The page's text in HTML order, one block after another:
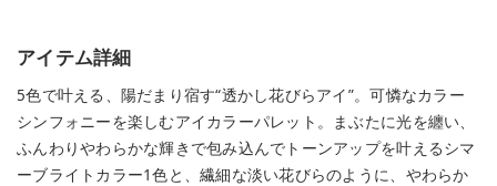
アイテム詳細
5色で叶える、陽だまり宿す“透かし花びらアイ”。可憐なカラー
シンフォニーを楽しむアイカラーパレット。まぶたに光を纏い、
ふんわりやわらかな輝きで包み込んでトーンアップを叶えるシマ
ーブライトカラー1色と、繊細な淡い花びらのように、やわらか